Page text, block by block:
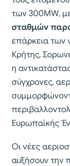
των 300MW,
σταθμών
επάρκεια των
Κρήτης,
η
σύγχρονες,
Ευρωπαϊκής
Οι νέες
αυξήσουν την